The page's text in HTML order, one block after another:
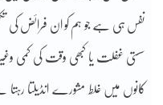
نفس ہی ہے جو ہم کو ان فرائض کی
سستی غفلت یا کبھی وقت کی کمی
کانوں میں غلط مشورے انڈیلتا